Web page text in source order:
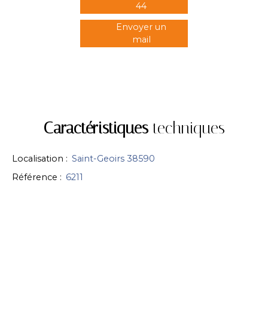
44
Envoyer un
mail
Caractéristiquestechniques
Localisation : Saint-Geoirs 38590
Référence : 6211